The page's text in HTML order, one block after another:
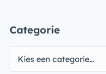
Categorie
Kies een categorie…